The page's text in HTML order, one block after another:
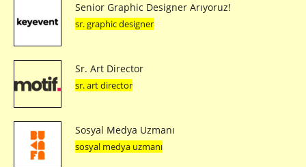
Senior Graphic Designer Arıyoruz!
sr. graphic designer
Sr. Art Director
sr. art director
Sosyal Medya Uzmanı
sosyal medya uzmanı